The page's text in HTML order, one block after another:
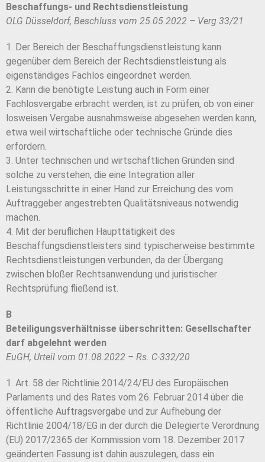
Beschaffungs- und Rechtsdienstleistung
OLG Düsseldorf, Beschluss vom 25.05.2022 – Verg 33/21
1. Der Bereich der Beschaffungsdienstleistung kann
gegenüber dem Bereich der Rechtsdienstleistung als
eigenständiges Fachlos eingeordnet werden.
2. Kann die benötigte Leistung auch in Form einer
Fachlosvergabe erbracht werden, ist zu prüfen, ob von einer
losweisen Vergabe ausnahmsweise abgesehen werden kann,
etwa weil wirtschaftliche oder technische Gründe dies
erfordern.
3. Unter technischen und wirtschaftlichen Gründen sind
solche zu verstehen, die eine Integration aller
Leistungsschritte in einer Hand zur Erreichung des vom
Auftraggeber angestrebten Qualitätsniveaus notwendig
machen.
4. Mit der beruflichen Haupttätigkeit des
Beschaffungsdienstleisters sind typischerweise bestimmte
Rechtsdienstleistungen verbunden, da der Übergang
zwischen bloßer Rechtsanwendung und juristischer
Rechtsprüfung fließend ist.
B
Beteiligungsverhältnisse überschritten: Gesellschafter
darf abgelehnt werden
EuGH, Urteil vom 01.08.2022 – Rs. C-332/20
1. Art. 58 der Richtlinie 2014/24/EU des Europäischen
Parlaments und des Rates vom 26. Februar 2014 über die
öffentliche Auftragsvergabe und zur Aufhebung der
Richtlinie 2004/18/EG in der durch die Delegierte Verordnung
(EU) 2017/2365 der Kommission vom 18. Dezember 2017
geänderten Fassung ist dahin auszulegen, dass ein